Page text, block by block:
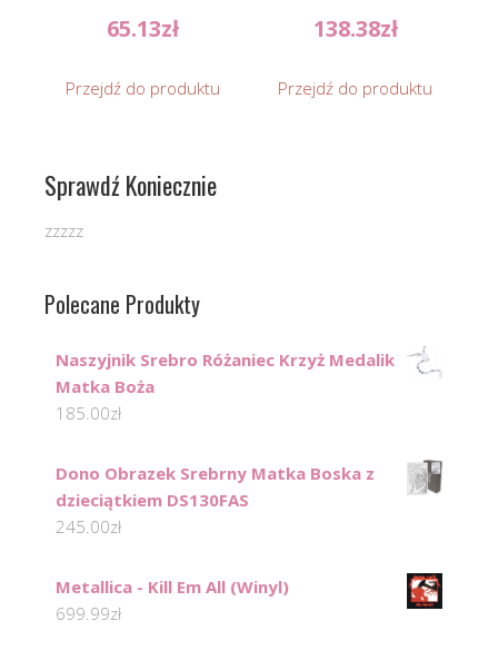
65.13zł
Przejdź do produktu
138.38zł
Przejdź do produktu
Sprawdź Koniecznie
zzzzz
Polecane Produkty
Naszyjnik Srebro Różaniec Krzyż Medalik
Matka Boża
185.00zł
Dono Obrazek Srebrny Matka Boska z
dzieciątkiem DS130FAS
245.00zł
Metallica - Kill Em All (Winyl)
699.99zł